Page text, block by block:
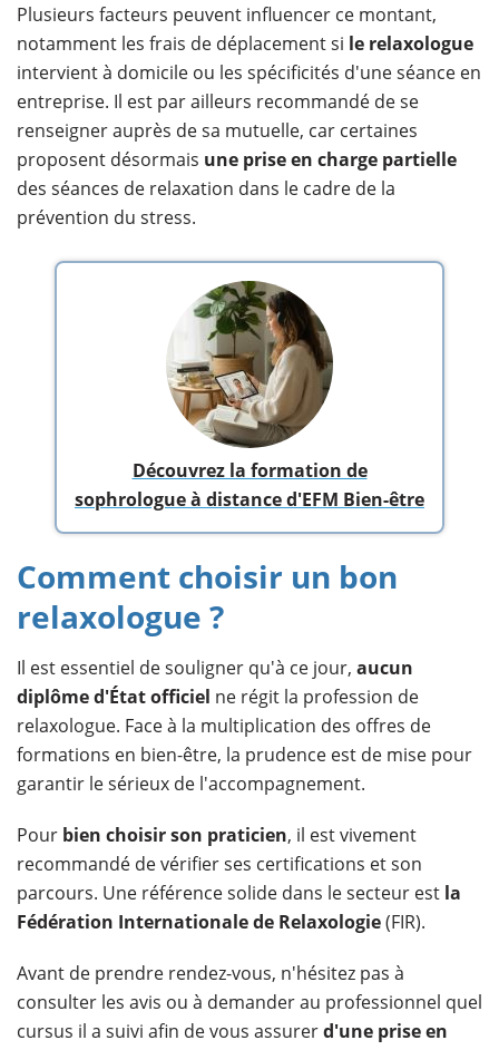
Plusieurs facteurs peuvent influencer ce montant,
notamment les frais de déplacement si le relaxologue
intervient à domicile ou les spécificités d'une séance en
entreprise. Il est par ailleurs recommandé de se
renseigner auprès de sa mutuelle, car certaines
proposent désormais une prise en charge partielle
des séances de relaxation dans le cadre de la
prévention du stress.
Découvrez la formation de
sophrologue à distance d'EFM Bien-être
Comment choisir un bon
relaxologue ?
Il est essentiel de souligner qu'à ce jour, aucun
diplôme d'État officiel ne régit la profession de
relaxologue. Face à la multiplication des offres de
formations en bien-être, la prudence est de mise pour
garantir le sérieux de l'accompagnement.
Pour bien choisir son praticien, il est vivement
recommandé de vérifier ses certifications et son
parcours. Une référence solide dans le secteur est la
Fédération Internationale de Relaxologie(FIR).
Avant de prendre rendez-vous, n'hésitez pas à
consulter les avis ou à demander au professionnel quel
cursus il a suivi afin de vous assurerd'une prise en